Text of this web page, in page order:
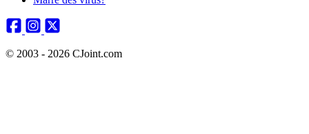
© 2003 - 2026 CJoint.com